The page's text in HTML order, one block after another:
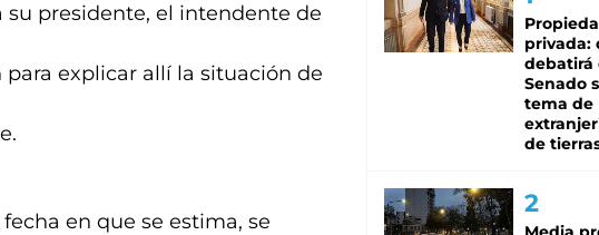
presidente, el intendente de
explicar allí la situación de
en que se estima, se
privada:
debatirá
Senado
tema de
de